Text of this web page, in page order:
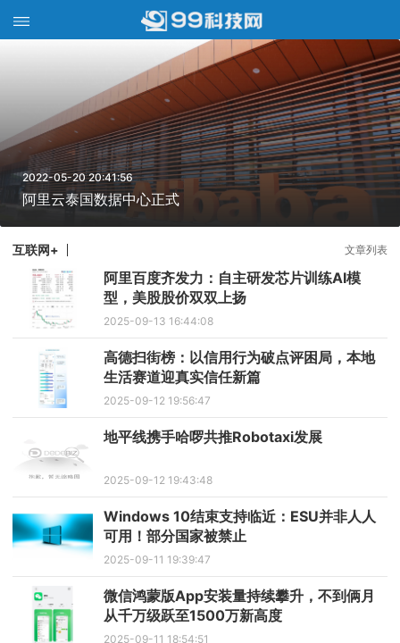
2022-05-20 20:41:56
阿里云泰国数据中心正式
互联网+ 文章列表
阿里百度齐发力：自主研发芯片训练AI模
型，美股股价双双上扬​
2025-09-13 16:44:08
高德扫街榜：以信用行为破点评困局，本地
生活赛道迎真实信任新篇
2025-09-12 19:56:47
地平线携手哈啰共推Robotaxi发展
2025-09-12 19:43:48
Windows 10结束支持临近：ESU并非人人
可用！部分国家被禁止
2025-09-11 19:39:47
微信鸿蒙版App安装量持续攀升，不到俩月
从千万级跃至1500万新高度
2025-09-11 18:54:51